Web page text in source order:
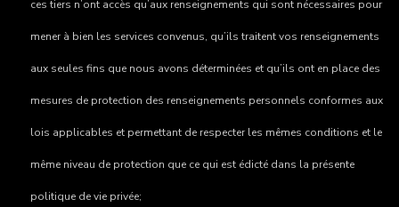
ces tiers n’ont accès qu’aux renseignements qui sont nécessaires pour
mener à bien les services convenus, qu’ils traitent vos renseignements
aux seules fins que nous avons déterminées et qu’ils ont en place des
mesures de protection des renseignements personnels conformes aux
lois applicables et permettant de respecter les mêmes conditions et le
même niveau de protection que ce qui est édicté dans la présente
politique de vie privée;